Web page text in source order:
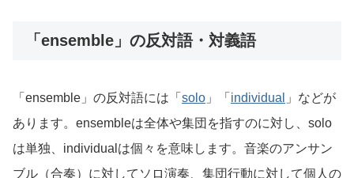
「ensemble」の反対語・対義語
「ensemble」の反対語には「 solo 」「 individual
」などが
あります。ensembleは全体や集団を指すのに対し、solo
は単独、individualは個々を意味します。音楽のアンサン
ブル（合奏）に対してソロ演奏、集団行動に対して個人の